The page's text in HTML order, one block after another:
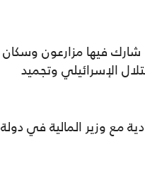
فيها مزارعون وسكان
الإسرائيلي وتجميد
مع وزير المالية في دولة